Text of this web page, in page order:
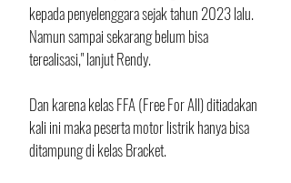
kepada penyelenggara sejak tahun 2023 lalu.
Namun sampai sekarang belum bisa
terealisasi," lanjut Rendy.
Dan karena kelas FFA (Free For All) ditiadakan
kali ini maka peserta motor listrik hanya bisa
ditampung di kelas Bracket.